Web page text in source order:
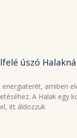
úszó
amiben
A Halak egy
itt áldozzuk